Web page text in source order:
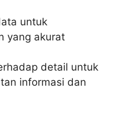
untuk
yang akurat
detail untuk
informasi dan